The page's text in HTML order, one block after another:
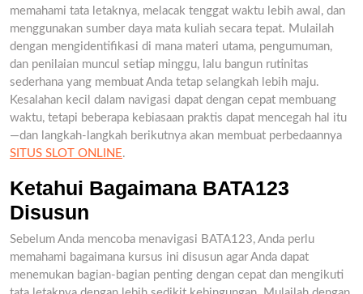
memahami tata letaknya, melacak tenggat waktu lebih awal, dan
menggunakan sumber daya mata kuliah secara tepat. Mulailah
dengan mengidentifikasi di mana materi utama, pengumuman,
dan penilaian muncul setiap minggu, lalu bangun rutinitas
sederhana yang membuat Anda tetap selangkah lebih maju.
Kesalahan kecil dalam navigasi dapat dengan cepat membuang
waktu, tetapi beberapa kebiasaan praktis dapat mencegah hal itu
—dan langkah-langkah berikutnya akan membuat perbedaannya
SITUS SLOT ONLINE.
Ketahui Bagaimana BATA123
Disusun
Sebelum Anda mencoba menavigasi BATA123, Anda perlu
memahami bagaimana kursus ini disusun agar Anda dapat
menemukan bagian-bagian penting dengan cepat dan mengikuti